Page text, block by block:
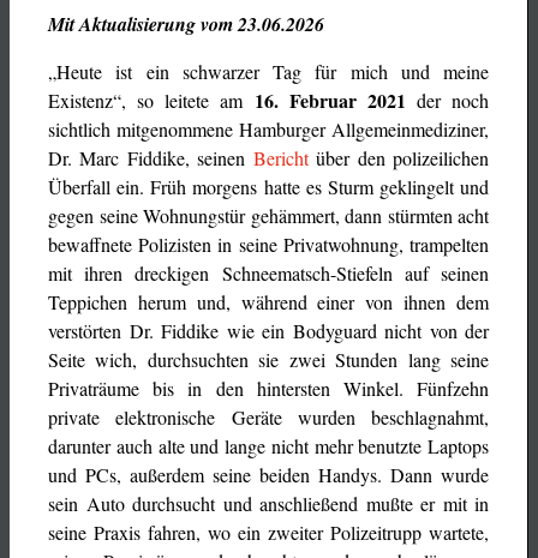
Mit Aktualisierung vom 23.06.2026
„Heute ist ein schwarzer Tag für mich und meine
Existenz“, so leitete am16. Februar 2021 der noch
sichtlich mitgenommene Hamburger Allgemeinmediziner,
Dr. Marc Fiddike, seinen Berichtüber den polizeilichen
Überfall ein. Früh morgens hatte es Sturm geklingelt und
gegen seine Wohnungstür gehämmert, dann stürmten acht
bewaffnete Polizisten in seine Privatwohnung, trampelten
mit ihren dreckigen Schneematsch-Stiefeln auf seinen
Teppichen herum und, während einer von ihnen dem
verstörten Dr. Fiddike wie ein Bodyguard nicht von der
Seite wich, durchsuchten sie zwei Stunden lang seine
Privaträume bis in den hintersten Winkel. Fünfzehn
private elektronische Geräte wurden beschlagnahmt,
darunter auch alte und lange nicht mehr benutzte Laptops
und PCs, außerdem seine beiden Handys. Dann wurde
sein Auto durchsucht und anschließend mußte er mit in
seine Praxis fahren, wo ein zweiter Polizeitrupp wartete,